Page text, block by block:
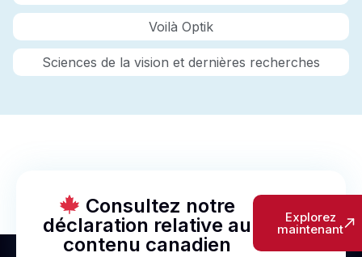
Voilà Optik
Sciences de la vision et dernières recherches
Consultez notre
déclaration relative au
contenu canadien
Explorez
maintenant